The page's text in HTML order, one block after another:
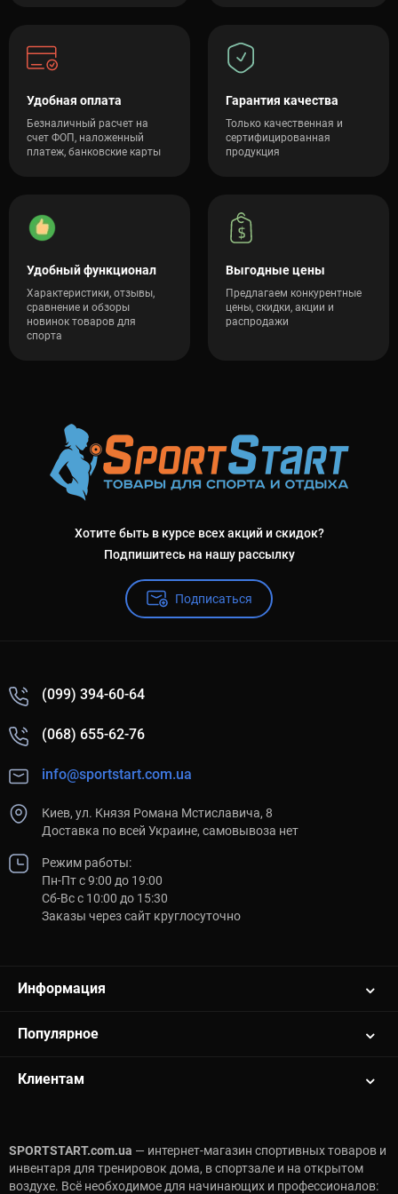
Удобная оплата
Безналичный расчет на
счет ФОП, наложенный
платеж, банковские карты
Гарантия качества
Только качественная и
сертифицированная
продукция
Удобный функционал
Характеристики, отзывы,
сравнение и обзоры
новинок товаров для
спорта
Выгодные цены
Предлагаем конкурентные
цены, скидки, акции и
распродажи
Хотите быть в курсе всех акций и скидок?
Подпишитесь на нашу рассылку
Подписаться
(099) 394-60-64
(068) 655-62-76
info@sportstart.com.ua
Киев, ул. Князя Романа Мстиславича, 8
Доставка по всей Украине, самовывоза нет
Режим работы:
Пн-Пт с 9:00 до 19:00
Сб-Вс с 10:00 до 15:30
Заказы через сайт круглосуточно
Информация
Популярное
Клиентам
SPORTSTART.com.ua — интернет-магазин спортивных товаров и
инвентаря для тренировок дома, в спортзале и на открытом
воздухе. Всё необходимое для начинающих и профессионалов: